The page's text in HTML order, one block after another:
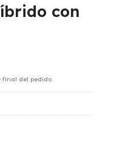
con
final del pedido.